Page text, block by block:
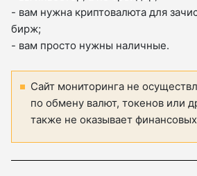
- вам нужна криптовалюта для
бирж;
- вам просто нужны наличные.
Сайт мониторинга не
по обмену валют, токенов или
также не оказывает финансовых